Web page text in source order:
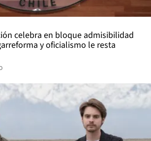
celebra en bloque admisibilidad
y oficialismo le resta